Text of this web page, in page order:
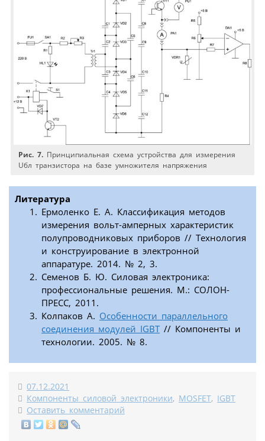
Рис. 7. Принципиальная схема устройства для измерения
Uбл транзистора на базе умножителя напряжения
Литература
Ермоленко Е. А. Классификация методов
измерения вольт-амперных характеристик
полупроводниковых приборов // Технология
и конструирование в электронной
аппаратуре. 2014. № 2, 3.
Семенов Б. Ю. Силовая электроника:
профессиональные решения. М.: СОЛОН-
ПРЕСС, 2011.
Колпаков А. Особенности параллельного
соединения модулей IGBT// Компоненты и
технологии. 2005. № 8.
07.12.2021
Компоненты силовой электроники, MOSFET, IGBT
Оставить комментарий